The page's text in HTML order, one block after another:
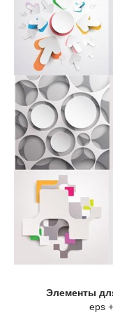
Элементы
eps